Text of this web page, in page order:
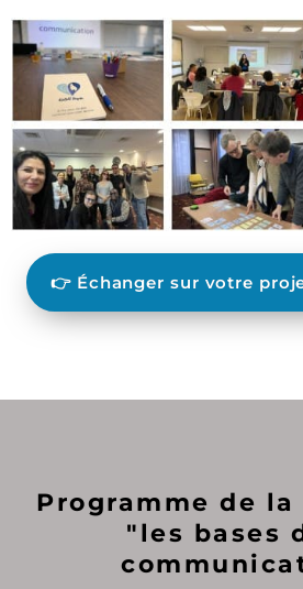
👉 Échanger sur votre
Programme de
"les bases